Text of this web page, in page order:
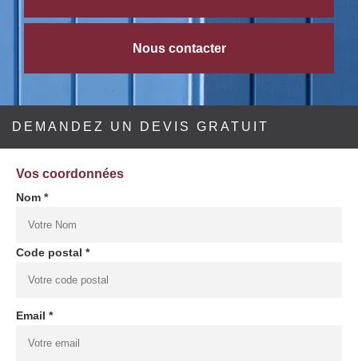
Nous contacter
DEMANDEZ UN DEVIS GRATUIT
Vos coordonnées
Nom *
Code postal *
Email *